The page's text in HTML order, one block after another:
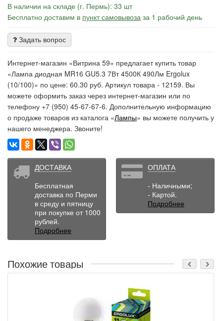
В наличии на складе (г. Пермь): 33 шт
Бесплатно доставим в пункт самовывоза за 1 рабочий день
Задать вопрос
Интернет-магазин «Витрина 59» предлагает купить товар
«Лампа диодная MR16 GU5.3 7Вт 4500К 490Лм Ergolux
(10/100)» по цене: 60.30 руб. Артикул товара - 12159. Вы
можете оформить заказ через интернет-магазин или по
телефону +7 (950) 45-67-67-6. Дополнительную информацию
о продаже товаров из каталога «Лампы» вы можете получить у
нашего менеджера. Звоните!
ДОСТАВКА
Бесплатная
доставка по Перми
в среду и пятницу
при покупке от 1000
рублей.
Подробнее
ОПЛАТА
- Наличными;
- Картой.
Подробнее
Похожие товары